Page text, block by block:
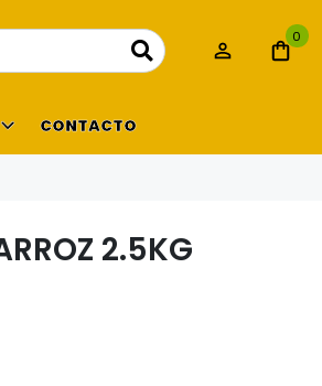
0
CONTACTO
2.5KG